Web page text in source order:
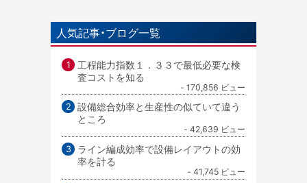
人気記事・ブログ一覧
工程能力指数１．３３で最低必要な検
査コストを知る
- 170,856 ビュー
設備総合効率と生産性の似ていて違う
ところ
- 42,639 ビュー
ライン編成効率で設備レイアウトの効
率を計る
- 41,745 ビュー